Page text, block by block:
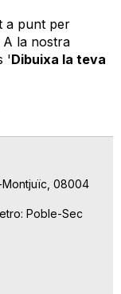
a punt per
la nostra
'Dibuixa la teva
Montjuïc, 08004
Poble-Sec